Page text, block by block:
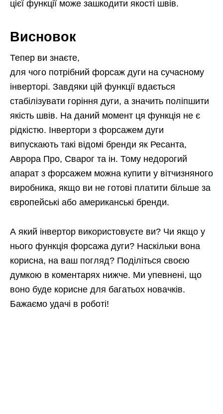
цієї функції може зашкодити якості швів.
Висновок
Тепер ви знаєте,
для чого потрібний форсаж дуги на сучасному
інверторі. Завдяки цій функції вдається
стабілізувати горіння дуги, а значить поліпшити
якість швів. На даний момент ця функція не є
рідкістю. Інвертори з форсажем дуги
випускають такі відомі бренди як Ресанта,
Аврора Про, Сварог та ін. Тому недорогий
апарат з форсажем можна купити у вітчизняного
виробника, якщо ви не готові платити більше за
європейські або американські бренди.
А який інвертор використовуєте ви? Чи якщо у
нього функція форсажа дуги? Наскільки вона
корисна, на ваш погляд? Поділіться своєю
думкою в коментарях нижче. Ми упевнені, що
воно буде корисне для багатьох новачків.
Бажаємо удачі в роботі!